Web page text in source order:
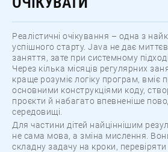
Реалістичні очікування – одна з
успішного старту. Java не дає
заняття, зате при системному
Через кілька місяців регулярних
краще розуміє логіку програм, вміє
основними конструкціями коду,
проєкти й набагато впевненіше
середовищі.
Для частини дітей найціннішим
не сама мова, а зміна мислення.
складну задачу на кроки, перевіряти